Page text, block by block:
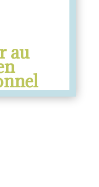
au